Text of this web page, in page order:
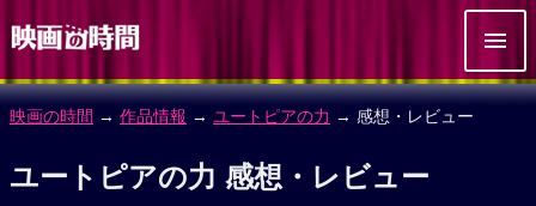
映画の時間 → 作品情報 → ユートピアの力 → 感想・レビュー
ユートピアの力 感想・レビュー